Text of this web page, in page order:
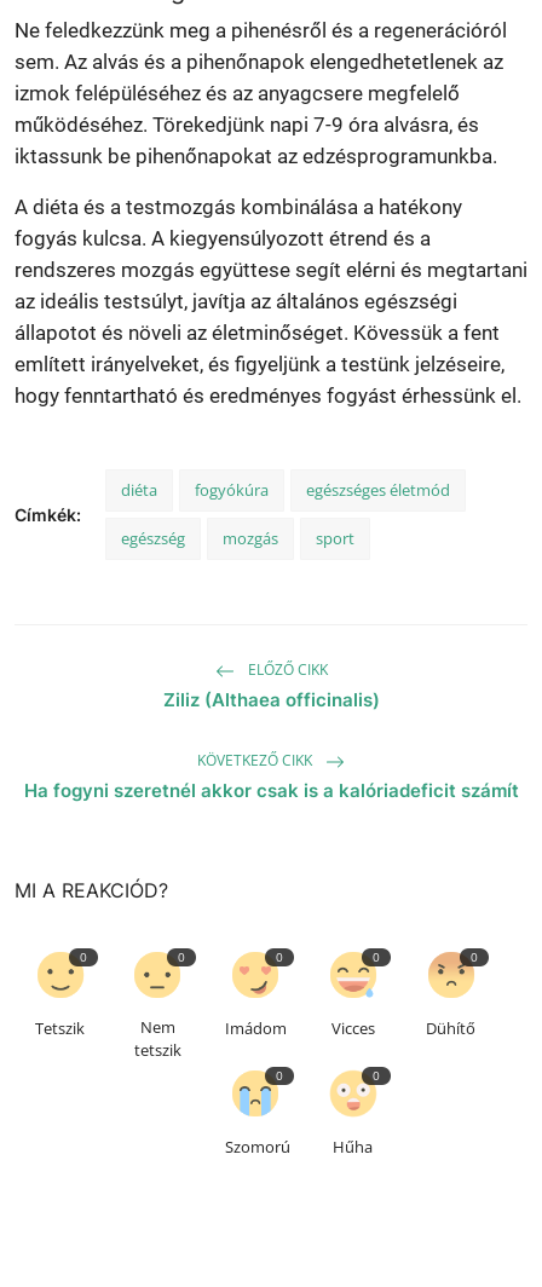
Ne feledkezzünk meg a pihenésről és a regenerációról
sem. Az alvás és a pihenőnapok elengedhetetlenek az
izmok felépüléséhez és az anyagcsere megfelelő
működéséhez. Törekedjünk napi 7-9 óra alvásra, és
iktassunk be pihenőnapokat az edzésprogramunkba.
A diéta és a testmozgás kombinálása a hatékony
fogyás kulcsa. A kiegyensúlyozott étrend és a
rendszeres mozgás együttese segít elérni és megtartani
az ideális testsúlyt, javítja az általános egészségi
állapotot és növeli az életminőséget. Kövessük a fent
említett irányelveket, és figyeljünk a testünk jelzéseire,
hogy fenntartható és eredményes fogyást érhessünk el.
Címkék:
diéta fogyókúra egészséges életmód
egészség mozgás sport
ELŐZŐ CIKK
Ziliz (Althaea officinalis)
KÖVETKEZŐ CIKK
Ha fogyni szeretnél akkor csak is a kalóriadeficit számít
MI A REAKCIÓD?
0
Tetszik
0
Nem
tetszik
0
Imádom
0
Vicces
0
Dühítő
0
Szomorú
0
Hűha